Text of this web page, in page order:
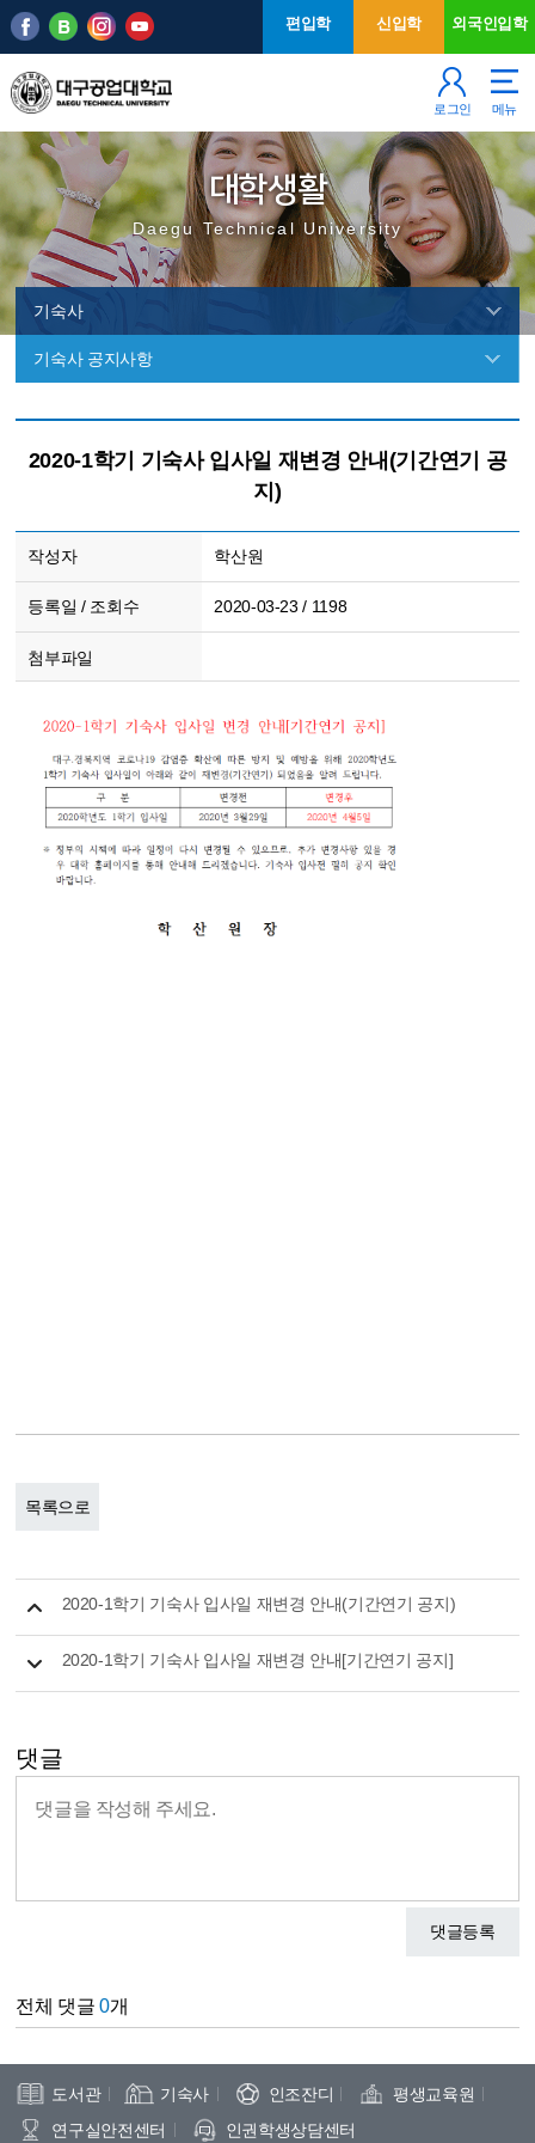
주메뉴
본문 바로가기
편입학 신입학 외국인입학
로그인 메뉴
대학생활
Daegu Technical University
기숙사
기숙사 공지사항
2020-1학기 기숙사 입사일 재변경 안내(기간연기 공
지)
작성자 학산원
등록일 / 조회수 2020-03-23 / 1198
첨부파일
목록으로
2020-1학기 기숙사 입사일 재변경 안내(기간연기 공지)
2020-1학기 기숙사 입사일 재변경 안내[기간연기 공지]
댓글
댓글등록
전체 댓글0개
도서관 기숙사 인조잔디
평생교육원
연구실안전센터
인권학생상담센터